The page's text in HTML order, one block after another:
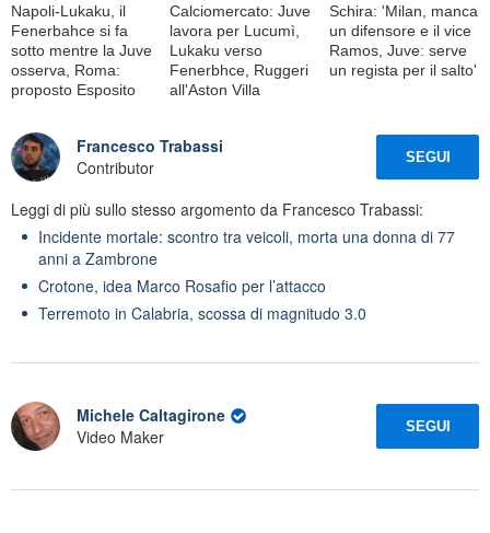
Napoli-Lukaku, il
Fenerbahce si fa
sotto mentre la Juve
osserva, Roma:
proposto Esposito
Calciomercato: Juve
lavora per Lucumì,
Lukaku verso
Fenerbhce, Ruggeri
all'Aston Villa
Schira: 'Milan, manca
un difensore e il vice
Ramos, Juve: serve
un regista per il salto'
Francesco Trabassi
Contributor
SEGUI
Leggi di più sullo stesso argomento da Francesco Trabassi:
Incidente mortale: scontro tra veicoli, morta una donna di 77
anni a Zambrone
Crotone, idea Marco Rosafio per l’attacco
Terremoto in Calabria, scossa di magnitudo 3.0
Michele Caltagirone
Video Maker
SEGUI